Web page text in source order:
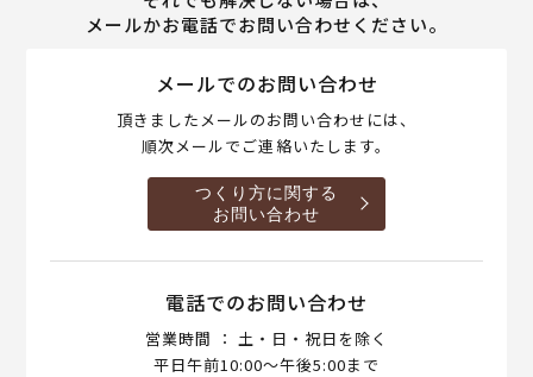
メールかお電話でお問い合わせください。
メールでのお問い合わせ
頂きましたメールのお問い合わせには、
順次メールでご連絡いたします。
つくり方に関する
お問い合わせ
電話でのお問い合わせ
営業時間 ： 土・日・祝日を除く
平日午前10:00～午後5:00まで